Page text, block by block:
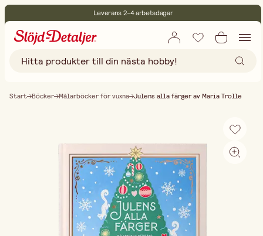
Leverans 2-4 arbetsdagar
Fri frakt vid köp över 499:-
Start Böcker Målarböcker för vuxna Julens alla färger av Maria Trolle